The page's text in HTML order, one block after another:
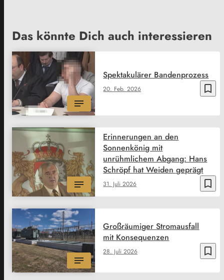
Das könnte Dich auch interessieren
bookmark_border
20. Feb. 2026
Spektakulärer Bandenprozess
bookmark_border
31. Juli 2026
Erinnerungen an den
Sonnenkönig mit
unrühmlichem Abgang: Hans
Schröpf hat Weiden geprägt
bookmark_border
28. Juli 2026
Großräumiger Stromausfall
mit Konsequenzen